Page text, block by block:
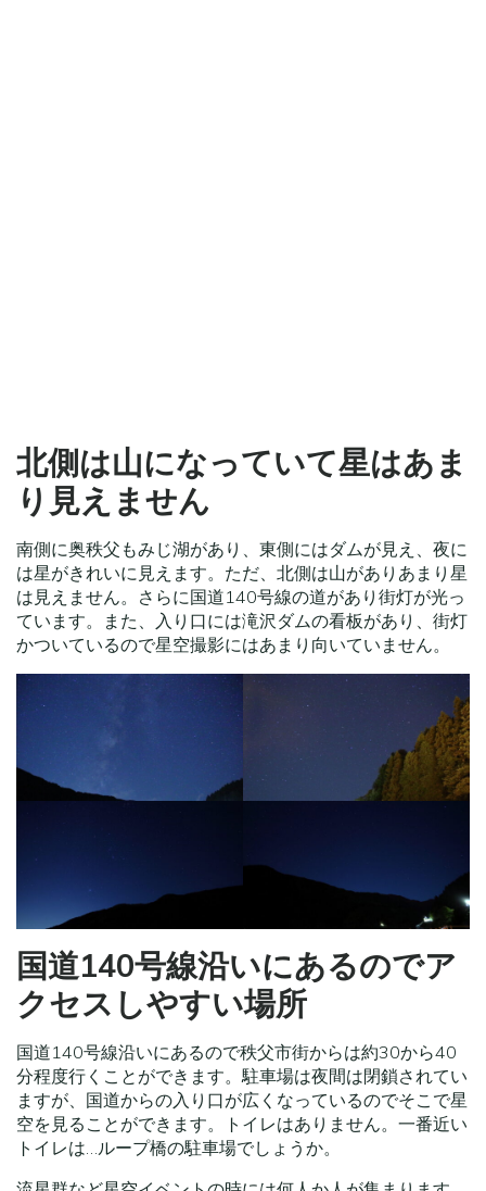
北側は山になっていて星はあま
り見えません
南側に奥秩父もみじ湖があり、東側にはダムが見え、夜に
は星がきれいに見えます。ただ、北側は山がありあまり星
は見えません。さらに国道140号線の道があり街灯が光っ
ています。また、入り口には滝沢ダムの看板があり、街灯
かついているので星空撮影にはあまり向いていません。
国道140号線沿いにあるのでア
クセスしやすい場所
国道140号線沿いにあるので秩父市街からは約30から40
分程度行くことができます。駐車場は夜間は閉鎖されてい
ますが、国道からの入り口が広くなっているのでそこで星
空を見ることができます。トイレはありません。一番近い
トイレは…ループ橋の駐車場でしょうか。